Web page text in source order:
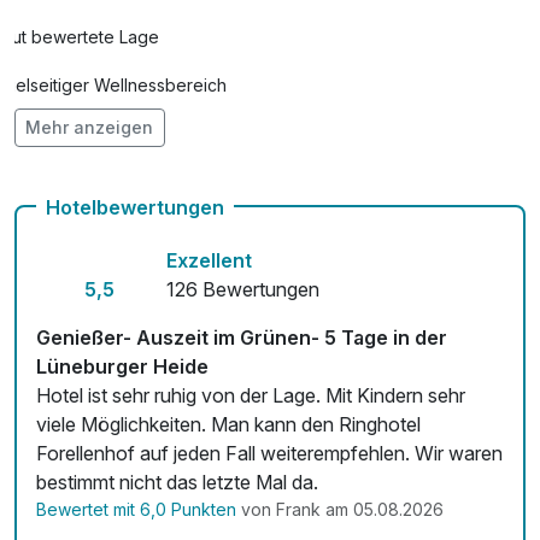
Gut bewertete Lage
Vielseitiger Wellnessbereich
Hunde im Hotel erlaubt für 14,50 € pro Stück / Tag
Fitnessgeräte stehen bereit
Kostenloses W-LAN
Zimmerservice verfügbar
Mit Hotelbar
Mehr anzeigen
Hotelbewertungen
5,5
Exzellent
126 Bewertungen
Genießer- Auszeit im Grünen- 5 Tage in der
Lüneburger Heide
Hotel ist sehr ruhig von der Lage. Mit Kindern sehr
viele Möglichkeiten. Man kann den Ringhotel
Forellenhof auf jeden Fall weiterempfehlen. Wir waren
bestimmt nicht das letzte Mal da.
Bewertet mit 6,0 Punkten von Frank am 05.08.2026